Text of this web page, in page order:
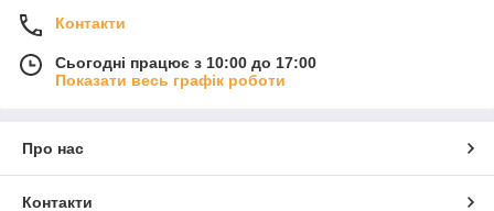
Контакти
Сьогодні працює з 10:00 до 17:00
Показати весь графік роботи
Про нас
Контакти